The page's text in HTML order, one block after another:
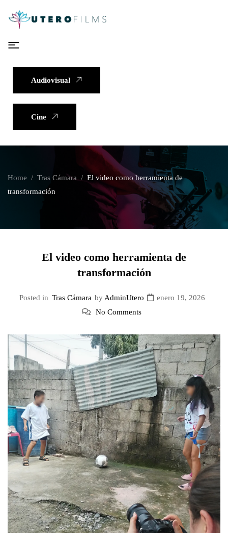
Audiovisual
Cine
Home Tras Cámara
El video como herramienta de
transformación
El video como herramienta de
transformación
Posted in Tras Cámara by AdminUtero
enero 19, 2026
No Comments